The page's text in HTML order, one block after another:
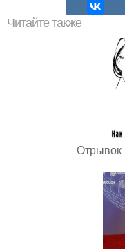
Читайте также
Отрывок